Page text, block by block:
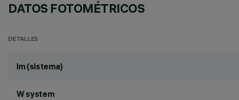
DATOS FOTOMÉTRICOS
DETALLES
lm (sistema)
W system